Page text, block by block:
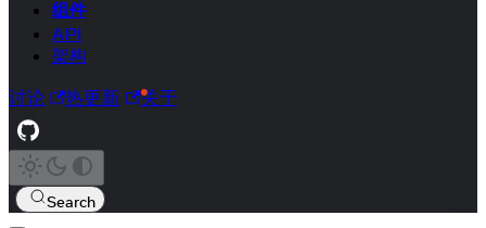
组件
API
架构
讨论 热更新 关于
Search